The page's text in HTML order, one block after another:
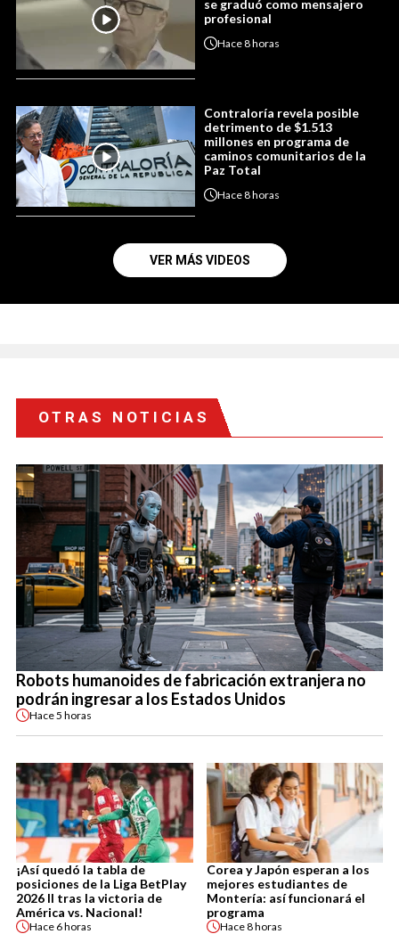
se graduó como mensajero
profesional
Hace8 horas
Contraloría revela posible
detrimento de $1.513
millones en programa de
caminos comunitarios de la
Paz Total
Hace8 horas
VER MÁS VIDEOS
OTRAS NOTICIAS
Robots humanoides de fabricación extranjera no
podrán ingresar a los Estados Unidos
Hace5 horas
¡Así quedó la tabla de
posiciones de la Liga BetPlay
2026 II tras la victoria de
América vs. Nacional!
Hace 6 horas
Corea y Japón esperan a los
mejores estudiantes de
Montería: así funcionará el
programa
Hace8 horas